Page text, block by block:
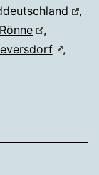
,
Rönne
,
,